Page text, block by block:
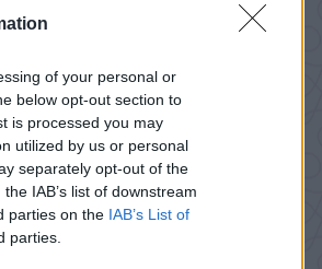
of your personal or
below opt-out section to
is processed you may
utilized by us or personal
separately opt-out of the
IAB’s list of downstream
parties on the IAB’s List of
parties.